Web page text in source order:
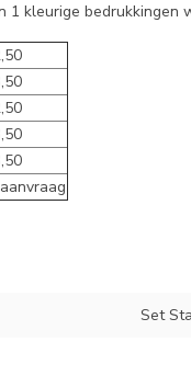
1 kleurige bedrukkingen
Set